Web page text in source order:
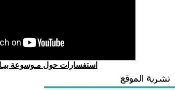
استفسارات حول مـوسوعة